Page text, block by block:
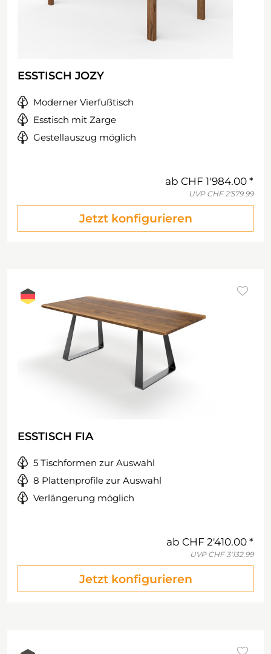
ESSTISCH JOZY
Moderner Vierfußtisch
Esstisch mit Zarge
Gestellauszug möglich
ab CHF 1'984.00
UVP CHF 2'579.99
Jetzt konfigurieren
ESSTISCH FIA
5 Tischformen zur Auswahl
8 Plattenprofile zur Auswahl
Verlängerung möglich
ab CHF 2'410.00
UVP CHF 3'132.99
Jetzt konfigurieren